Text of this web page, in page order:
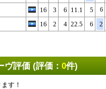
16 3 6 11.1 5 6
16 2 4 22.5 6 2
評価 (評価： 0件)
す！